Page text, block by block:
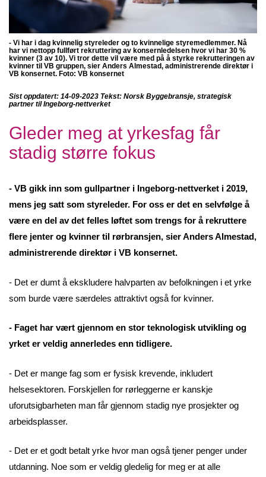
- Vi har i dag kvinnelig styreleder og to kvinnelige styremedlemmer. Nå
har vi nettopp fullført rekruttering av konsernledelsen hvor vi har 30 %
kvinner (3 av 10). Vi tror dette vil være med på å styrke rekrutteringen av
kvinner til VB gruppen, sier Anders Almestad, administrerende direktør i
VB konsernet. Foto: VB konsernet
Sist oppdatert: 14-09-2023 Tekst: Norsk Byggebransje, strategisk
partner til Ingeborg-nettverket
Gleder meg at yrkesfag får
stadig større fokus
- VB gikk inn som gullpartner i Ingeborg-nettverket i 2019,
mens jeg satt som styreleder. For oss er det en selvfølge å
være en del av det felles løftet som trengs for å rekruttere
flere jenter og kvinner til rørbransjen, sier Anders Almestad,
administrerende direktør i VB konsernet.
- Det er dumt å ekskludere halvparten av befolkningen i et yrke
som burde være særdeles attraktivt også for kvinner.
- Faget har vært gjennom en stor teknologisk utvikling og
yrket er veldig annerledes enn tidligere.
- Det er mange fag som er fysisk krevende, inkludert
helsesektoren. Forskjellen for rørleggerne er kanskje
uforutsigbarheten man får gjennom stadig nye prosjekter og
arbeidsplasser.
- Det er et godt betalt yrke hvor man også tjener penger under
utdanning. Noe som er veldig gledelig for meg er at alle